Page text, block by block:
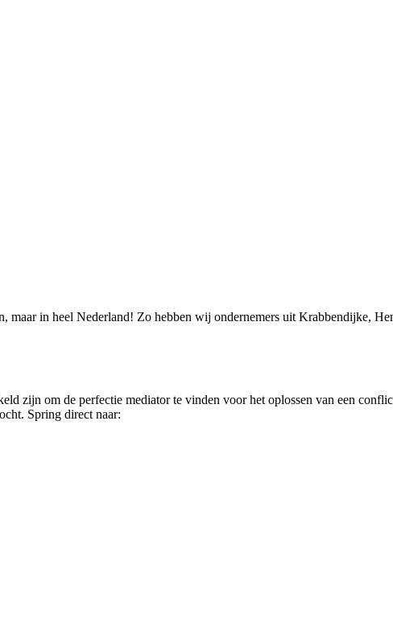
in heel Nederland! Zo hebben wij ondernemers uit Krabbendijke,
zijn om de perfectie mediator te vinden voor het oplossen van een
Spring direct naar: